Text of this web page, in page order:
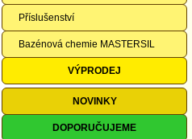
Příslušenství
Bazénová chemie MASTERSIL
VÝPRODEJ
NOVINKY
DOPORUČUJEME